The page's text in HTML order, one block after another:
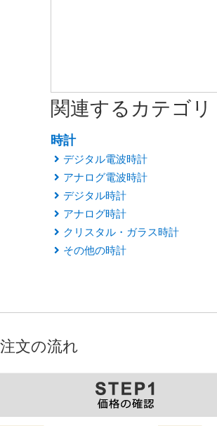
関連するカテゴリ
時計
デジタル電波時計
アナログ電波時計
デジタル時計
アナログ時計
クリスタル・ガラス時計
その他の時計
注文の流れ